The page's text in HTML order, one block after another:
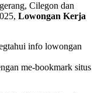
Cilegon dan
Lowongan Kerja
info lowongan
me-bookmark situs